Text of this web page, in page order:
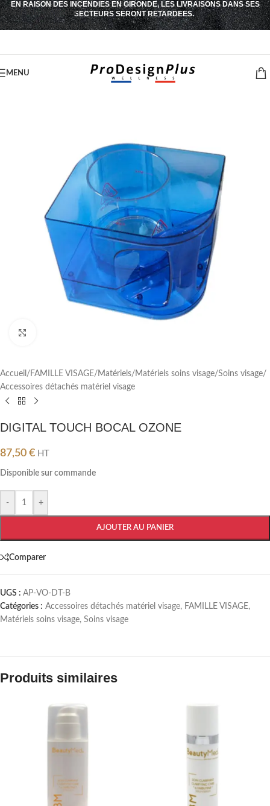
Passer à la navigation
Passer au contenu principal
EN RAISON DES INCENDIES EN GIRONDE, LES LIVRAISONS DANS SES
SECTEURS SERONT RETARDEES.
MENU
Accueil / FAMILLE VISAGE/ Matériels/ Matériels soins visage/Soins visage/
Accessoires détachés matériel visage
DIGITAL TOUCH BOCAL OZONE
87,50 € HT
Disponible sur commande
- +
AJOUTER AU PANIER
Comparer
UGS : AP-VO-DT-B
Catégories : Accessoires détachés matériel visage, FAMILLE VISAGE,
Matériels soins visage, Soins visage
Produits similaires